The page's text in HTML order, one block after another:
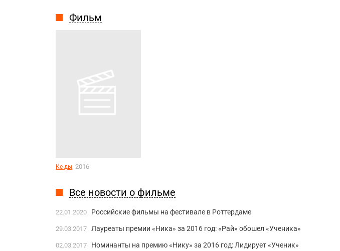
Фильм
Ке-ды, 2016
Все новости о фильме
22.01.2020 Российские фильмы на фестивале в Роттердаме
29.03.2017 Лауреаты премии «Ника» за 2016 год: «Рай» обошел «Ученика»
02.03.2017 Номинанты на премию «Нику» за 2016 год: Лидирует «Ученик»